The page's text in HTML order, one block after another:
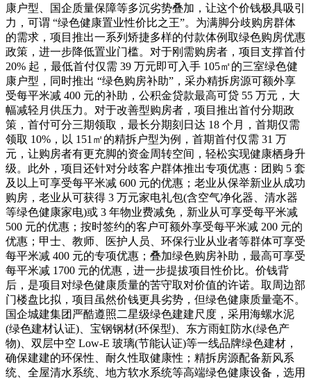
康户型、国企质量保障等多沉劣势叠加，让这个价钱极具吸引
力，可谓 “绿色健康置业性价比之王”。为满脚分歧购房群体
的需求，项目推出一系列矫捷多样的付款体例取绿色购房优惠
政策，进一步降低置业门槛。对于刚需购房者，项目支撑首付
20% 起，最低首付仅需 39 万元即可入手 105㎡的三室绿色健
康户型，同时推出 “绿色购房补助”，采办精拆房源可额外享
受每平米减 400 元的补助，公积金贷款最高可贷 55 万元，大
幅减轻月供压力。对于改善型购房者，项目推出首付分期政
策，首付可分三期领取，最长分期刻日达 18 个月，首期仅需
领取 10%，以 151㎡的精拆户型为例，首期首付仅需 31 万
元，让购房者有更充脚的资金周转空间，轻松实现健康栖身升
级。此外，项目还针对分歧客户群体推出专项优惠：团购 5 套
及以上可享受每平米减 600 元的优惠；老业从保举新业从成功
购房，老业从可获得 3 万元家电礼包(含空气净化器、清水器
等绿色健康家电)或 3 年物业费减免，新业从可享受每平米减
500 元的优惠；按时签约的客户可额外享受每平米减 200 元的
优惠；甲士、教师、医护人员、环保行业从业者等群体可享受
每平米减 400 元的专项优惠；叠加绿色购房补助，最高可享受
每平米减 1700 元的优惠，进一步提拔项目性价比。价钱背
后，是项目对绿色健康质量的苦守取对价值的许诺。取周边部
门楼盘比拟，项目虽然价钱更具劣势，但绿色健康质量毫不。
国企城建集团严酷遵照二星级绿色建建尺度，采用海螺水泥
(绿色建材认证)、宝钢钢材(环保型)、东方雨虹防水(绿色产
物)、双层中空 Low-E 玻璃(节能认证)等一线品牌绿色建材，
确保建建的环保性、耐久性取健康性；精拆房源配备新风系
统、全屋清水系统、地方软水系统等高端绿色健康设备，选用